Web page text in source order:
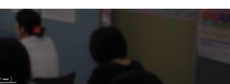
〉